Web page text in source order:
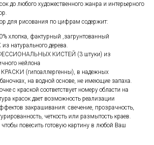
до любого художественного жанра и интерьерного
для рисования по цифрам содержит:
хлопка, фактурный ,загрунтованный
натурального дерева.
КИСТЕЙ (3 штуки) из
нейлона
(гипоаллергенны), в надежных
на водной основе, не имеющие запаха.
с краской соответствует номеру области на
красок дает возможность реализации
закрашивания: свечение, прозрачность,
четкость или размытость краев.
повесить готовую картину в любой Ваш